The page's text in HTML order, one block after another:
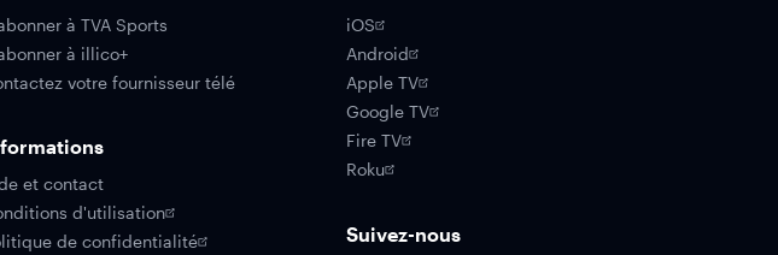
à TVA Sports
à illico+
votre fournisseur télé
et contact
d'utilisation
de confidentialité
iOS
Android
Apple TV
Google TV
Fire TV
Roku
Suivez-nous